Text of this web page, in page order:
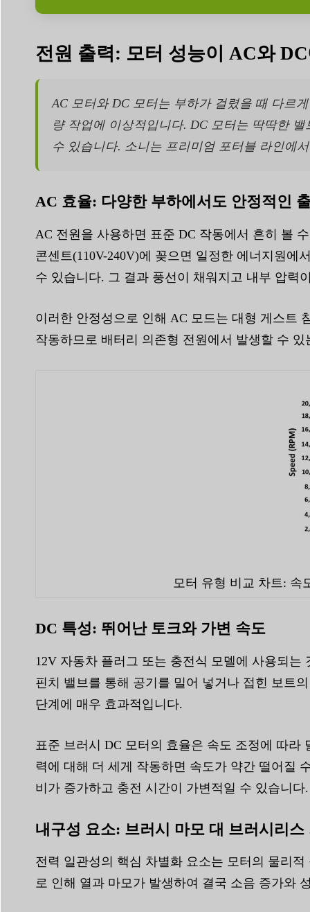
전원 출력: 모터 성능이 AC와
AC 모터와 DC 모터는 부하가 걸렸을 때 다르
량 작업에 이상적입니다. DC 모터는 딱딱한
수 있습니다. 소니는 프리미엄 포터블 라인에
AC 효율: 다양한 부하에서도 안정적인
AC 전원을 사용하면 표준 DC 작동에서 흔히 볼
콘센트(110V-240V)에 꽂으면 일정한 에너지원에
수 있습니다. 그 결과 풍선이 채워지고 내부 압력
이러한 안정성으로 인해 AC 모드는 대형 게스트
작동하므로 배터리 의존형 전원에서 발생할 수
모터 유형 비교 차트: 속
DC 특성: 뛰어난 토크와 가변 속도
12V 자동차 플러그 또는 충전식 모델에 사용되
핀치 밸브를 통해 공기를 밀어 넣거나 접힌 보트
단계에 매우 효과적입니다.
표준 브러시 DC 모터의 효율은 속도 조정에 따
력에 대해 더 세게 작동하면 속도가 약간 떨어질
비가 증가하고 충전 시간이 가변적일 수 있습니다.
내구성 요소: 브러시 마모 대 브러시리스
전력 일관성의 핵심 차별화 요소는 모터의 물리
로 인해 열과 마모가 발생하여 결국 소음 증가와